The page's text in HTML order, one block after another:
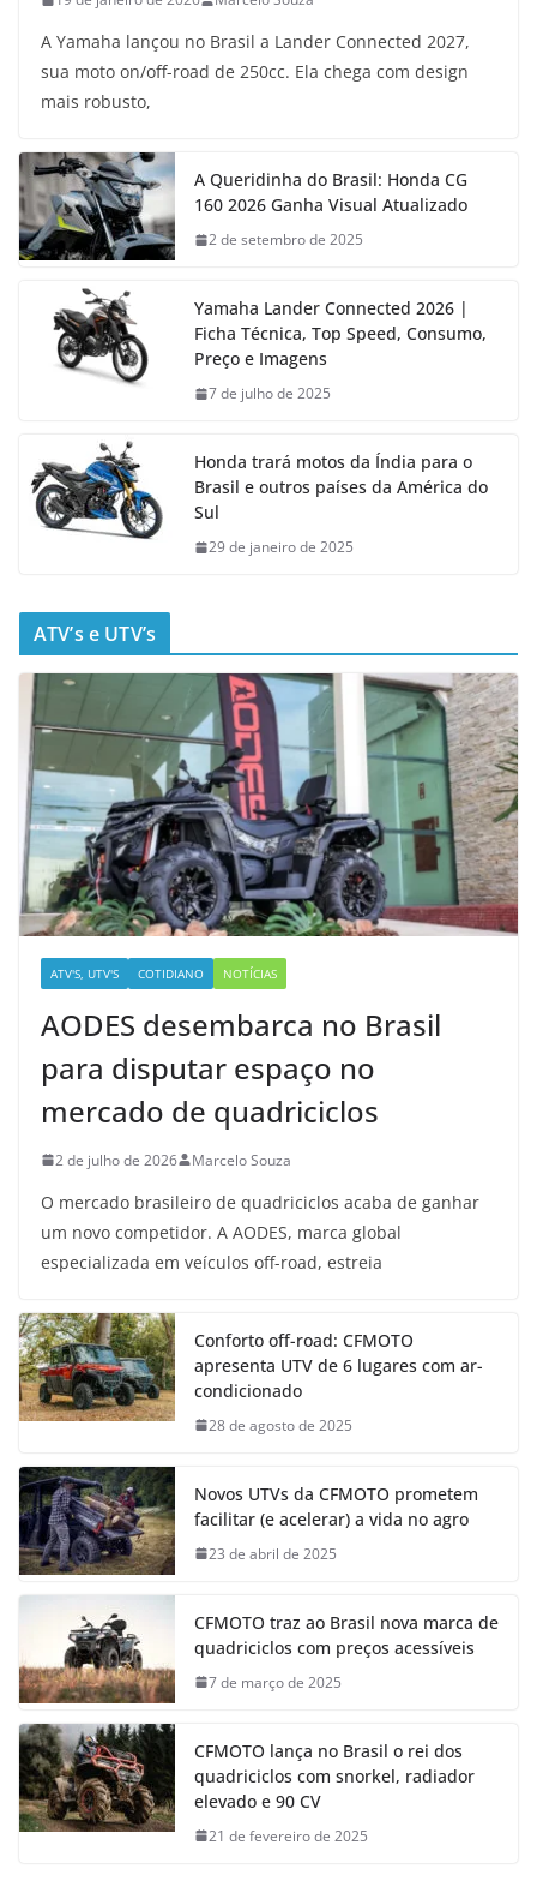
A Yamaha lançou no Brasil a Lander Connected 2027,
sua moto on/off-road de 250cc. Ela chega com design
mais robusto,
A Queridinha do Brasil: Honda CG
160 2026 Ganha Visual Atualizado
2 de setembro de 2025
Yamaha Lander Connected 2026 |
Ficha Técnica, Top Speed, Consumo,
Preço e Imagens
7 de julho de 2025
Honda trará motos da Índia para o
Brasil e outros países da América do
Sul
29 de janeiro de 2025
ATV’s e UTV’s
ATV'S, UTV'S COTIDIANO NOTÍCIAS
AODES desembarca no Brasil
para disputar espaço no
mercado de quadriciclos
2 de julho de 2026 Marcelo Souza
O mercado brasileiro de quadriciclos acaba de ganhar
um novo competidor. A AODES, marca global
especializada em veículos off-road, estreia
Conforto off-road: CFMOTO
apresenta UTV de 6 lugares com ar-
condicionado
28 de agosto de 2025
Novos UTVs da CFMOTO prometem
facilitar (e acelerar) a vida no agro
23 de abril de 2025
CFMOTO traz ao Brasil nova marca de
quadriciclos com preços acessíveis
7 de março de 2025
CFMOTO lança no Brasil o rei dos
quadriciclos com snorkel, radiador
elevado e 90 CV
21 de fevereiro de 2025